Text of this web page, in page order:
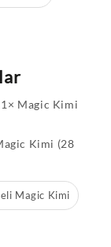
Magic Kimi
Kimi (28
Magic Kimi